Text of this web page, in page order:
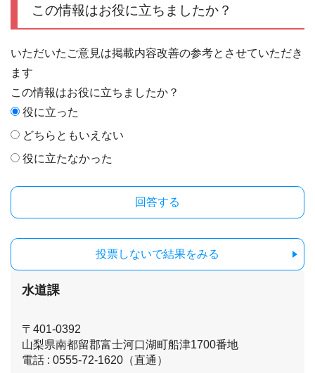
この情報はお役に立ちましたか？
いただいたご意見は掲載内容改善の参考とさせていただき
ます
この情報はお役に立ちましたか？
役に立った
どちらともいえない
役に立たなかった
投票しないで結果をみる
水道課
〒401-0392
山梨県南都留郡富士河口湖町船津1700番地
電話 : 0555-72-1620（直通）